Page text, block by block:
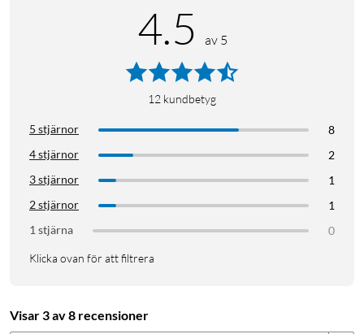
4.5 av 5
12 kundbetyg
5 stjärnor
8
4 stjärnor
2
3 stjärnor
1
2 stjärnor
1
1 stjärna
0
Klicka ovan för att filtrera
Visar 3 av 8 recensioner